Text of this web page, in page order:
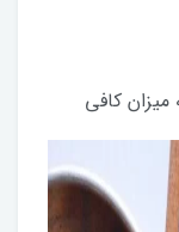
میزان کافی